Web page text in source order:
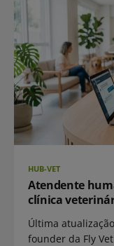
HUB-VET
Atendente
clínica
Última
founder da Fly Vet